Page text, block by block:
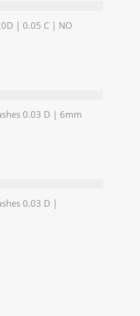
| 0.05 C | NO
Preis war: €11,76
Preis ist: €8,39.
0.03 D | 6mm
0.03 D |